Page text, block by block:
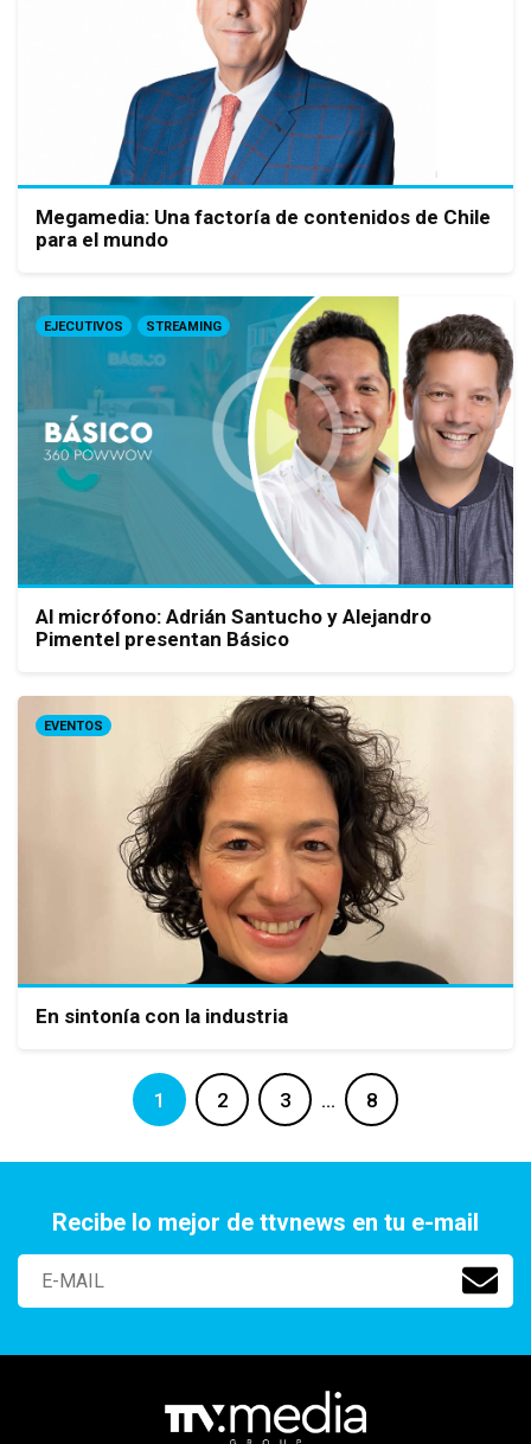
Megamedia: Una factoría de contenidos de Chile
para el mundo
EJECUTIVOS STREAMING
Al micrófono: Adrián Santucho y Alejandro
Pimentel presentan Básico
EVENTOS
En sintonía con la industria
1 2 3 … 8
Recibe lo mejor de ttvnews en tu e-mail